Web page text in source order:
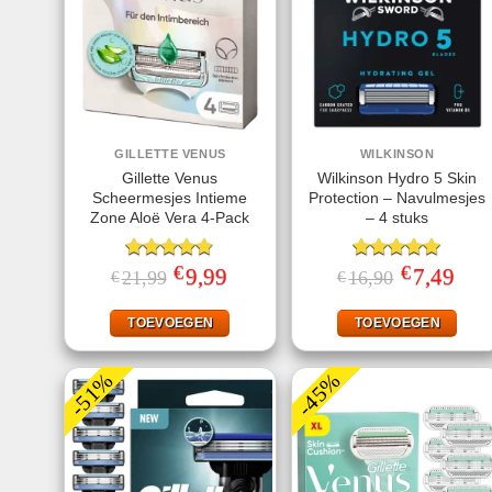
GILLETTE VENUS
Gillette Venus
Scheermesjes Intieme
Zone Aloë Vera 4-Pack
Gewaardeerd
4.75 uit 5
€21,99 Oorspronkelijke
prijs
€21,99.
€9,99
€9,99.
TOEVOEGEN
WILKINSON
Wilkinson Hydro 5 Skin
Protection – Navulmesjes
– 4 stuks
Gewaardeerd
5.00 uit 5
€16,90
prijs
€16,90.
€7,49
€7,49.
TOEVOEGEN
-51% -45%